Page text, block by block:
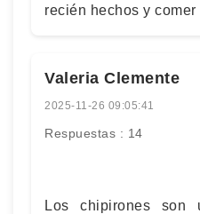
recién hechos y comer
Valeria Clemente
2025-11-26 09:05:41
Respuestas : 14
Los chipirones son